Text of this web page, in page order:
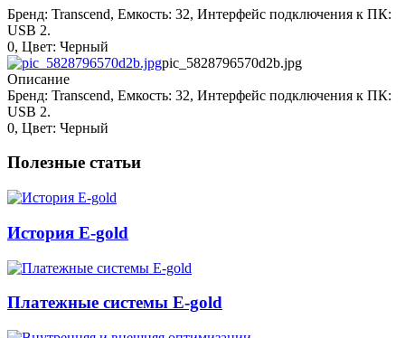
Бренд: Transcend, Емкость: 32, Интерфейс подключения к ПК:
USB 2.
0, Цвет: Черный
pic_5828796570d2b.jpg
Описание
Бренд: Transcend, Емкость: 32, Интерфейс подключения к ПК:
USB 2.
0, Цвет: Черный
Полезные статьи
История E-gold
Платежные системы E-gold